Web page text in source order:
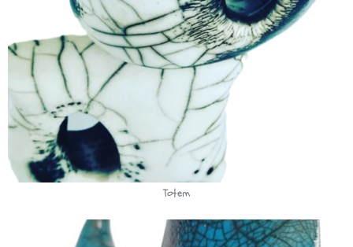
Totem